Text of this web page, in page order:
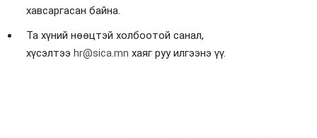
хавсаргасан байна.
Та хүний нөөцтэй холбоотой санал,
хүсэлтээ hr@sica.mn хаяг руу илгээнэ үү.